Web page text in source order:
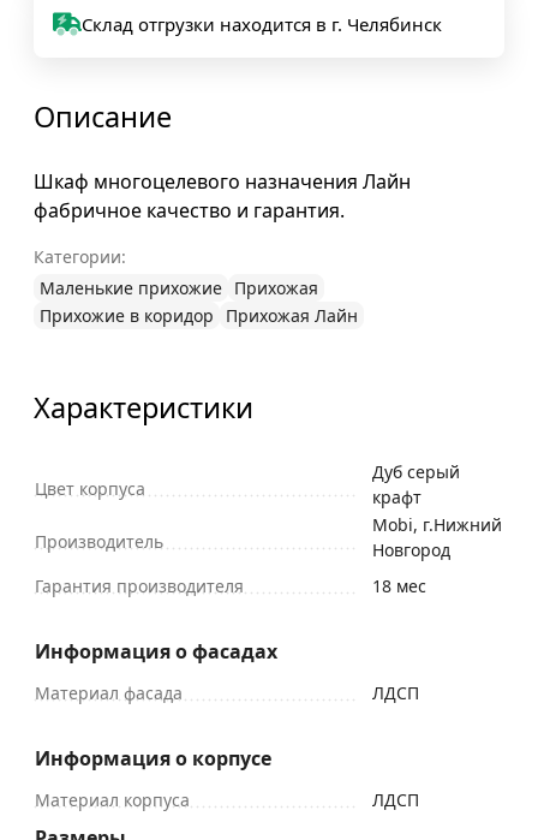
Склад отгрузки находится в г. Челябинск
Описание
Шкаф многоцелевого назначения Лайн
фабричное качество и гарантия.
Категории:
Маленькие прихожие Прихожая
Прихожие в коридор
Прихожая Лайн
Характеристики
Цвет корпуса
Дуб серый
крафт
Производитель
Mobi, г.Нижний
Новгород
Гарантия производителя
18 мес
Информация о фасадах
Материал фасада ЛДСП
Информация о корпусе
Материал корпуса ЛДСП